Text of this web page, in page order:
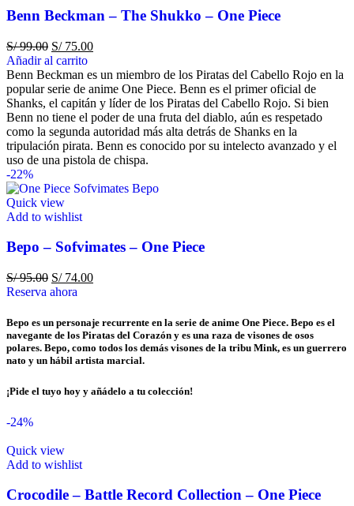
Benn Beckman – The Shukko – One Piece
S/99.00 S/75.00
Añadir al carrito
Benn Beckman es un miembro de los Piratas del Cabello Rojo en la
popular serie de anime One Piece. Benn es el primer oficial de
Shanks, el capitán y líder de los Piratas del Cabello Rojo. Si bien
Benn no tiene el poder de una fruta del diablo, aún es respetado
como la segunda autoridad más alta detrás de Shanks en la
tripulación pirata. Benn es conocido por su intelecto avanzado y el
uso de una pistola de chispa.
-22%
Quick view
Add to wishlist
Bepo – Sofvimates – One Piece
S/95.00 S/74.00
Reserva ahora
Bepo es un personaje recurrente en la serie de anime One Piece. Bepo es el
navegante de los Piratas del Corazón y es una raza de visones de osos
polares. Bepo, como todos los demás visones de la tribu Mink, es un guerrero
nato y un hábil artista marcial.
¡Pide el tuyo hoy y añádelo a tu colección!
-24%
Quick view
Add to wishlist
Crocodile – Battle Record Collection – One Piece